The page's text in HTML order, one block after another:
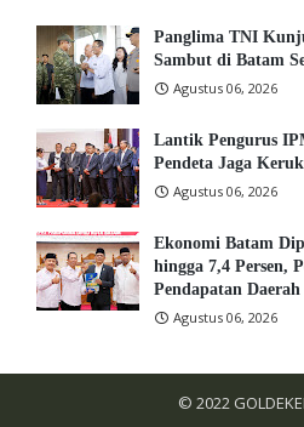
Panglima TNI
Sambut di Batam
Agustus 06, 2026
Lantik Pengurus
Pendeta Jaga
Agustus 06, 2026
Ekonomi Batam
hingga 7,4 Persen,
Pendapatan Daerah
Agustus 06, 2026
© 2022